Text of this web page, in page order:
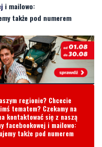
i mailowo:
także pod numerem
regionie? Chcecie
tematem? Czekamy na
kontaktować się z naszą
facebookowej i mailowo:
także pod numerem